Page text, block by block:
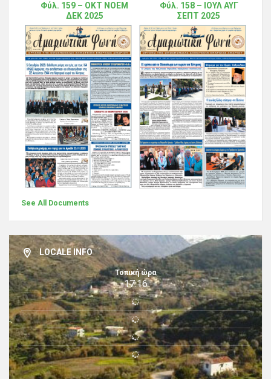
Φύλ. 159 – ΟΚΤ ΝΟΕΜ
ΔΕΚ 2025
Φύλ. 158 – ΙΟΥΛ ΑΥΓ
ΣΕΠΤ 2025
See All Documents
LOCALE INFO
Τοπική ώρα
17:16